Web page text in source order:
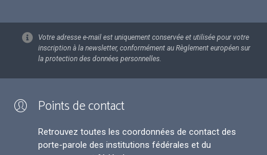
Votre adresse e-mail est uniquement conservée et utilisée pour votre
inscription à la newsletter, conformément au Règlement européen sur
la protection des données personnelles.
Points de contact
Retrouvez toutes les coordonnées de contact des
porte-parole des institutions fédérales et du